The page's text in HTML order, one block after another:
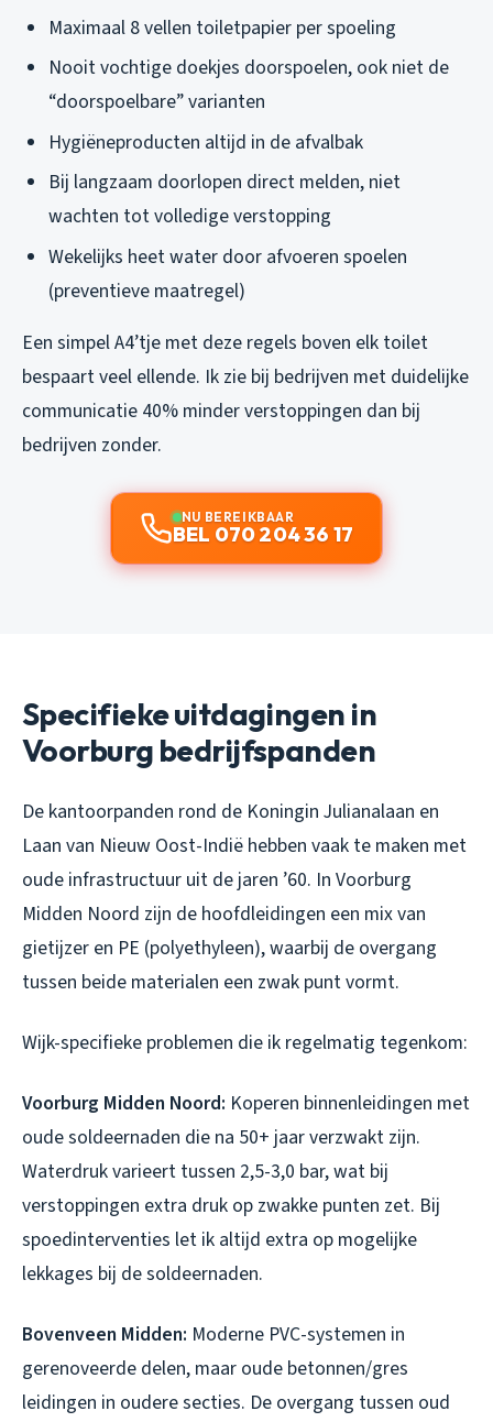
Maximaal 8 vellen toiletpapier per spoeling
Nooit vochtige doekjes doorspoelen, ook niet de
“doorspoelbare” varianten
Hygiëneproducten altijd in de afvalbak
Bij langzaam doorlopen direct melden, niet
wachten tot volledige verstopping
Wekelijks heet water door afvoeren spoelen
(preventieve maatregel)
Een simpel A4’tje met deze regels boven elk toilet
bespaart veel ellende. Ik zie bij bedrijven met duidelijke
communicatie 40% minder verstoppingen dan bij
bedrijven zonder.
NU BEREIKBAAR
BEL 070 204 36 17
Specifieke uitdagingen in
Voorburg bedrijfspanden
De kantoorpanden rond de Koningin Julianalaan en
Laan van Nieuw Oost-Indië hebben vaak te maken met
oude infrastructuur uit de jaren ’60. In Voorburg
Midden Noord zijn de hoofdleidingen een mix van
gietijzer en PE (polyethyleen), waarbij de overgang
tussen beide materialen een zwak punt vormt.
Wijk-specifieke problemen die ik regelmatig tegenkom:
Voorburg Midden Noord: Koperen binnenleidingen met
oude soldeernaden die na 50+ jaar verzwakt zijn.
Waterdruk varieert tussen 2,5-3,0 bar, wat bij
verstoppingen extra druk op zwakke punten zet. Bij
spoedinterventies let ik altijd extra op mogelijke
lekkages bij de soldeernaden.
Bovenveen Midden: Moderne PVC-systemen in
gerenoveerde delen, maar oude betonnen/gres
leidingen in oudere secties. De overgang tussen oud